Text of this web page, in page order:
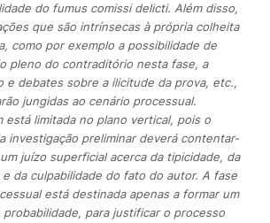
do fumus comissi delicti. Além disso,
que são intrínsecas à própria colheita
como por exemplo a possibilidade de
pleno do contraditório nesta fase, a
e debates sobre a ilicitude da prova, etc.,
jungidas ao cenário processual.
está limitada no plano vertical, pois o
investigação preliminar deverá contentar-
juízo superficial acerca da tipicidade, da
da culpabilidade do fato do autor. A fase
está destinada apenas a formar um
probabilidade, para justificar o processo